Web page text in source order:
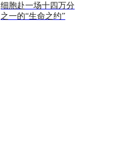
细胞赴一场十四万分
之一的“生命之约”